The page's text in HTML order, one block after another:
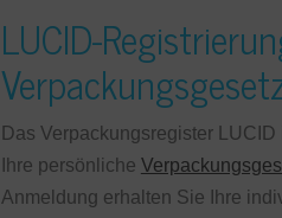
LUCID-
Das Verpackungsregister
Ihre persönliche
Anmeldung erhalten Sie Ihre